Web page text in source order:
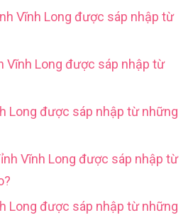
Vĩnh Long được sáp nhập từ
Vĩnh Long được sáp nhập từ
Long được sáp nhập từ những
Vĩnh Long được sáp nhập từ
Long được sáp nhập từ những